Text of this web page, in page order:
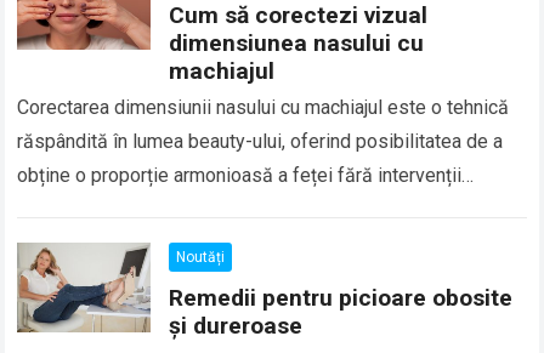
Cum să corectezi vizual
dimensiunea nasului cu
machiajul
Corectarea dimensiunii nasului cu machiajul este o tehnică
răspândită în lumea beauty-ului, oferind posibilitatea de a
obține o proporție armonioasă a feței fără intervenții
more
Noutăți
Remedii pentru picioare obosite
și dureroase